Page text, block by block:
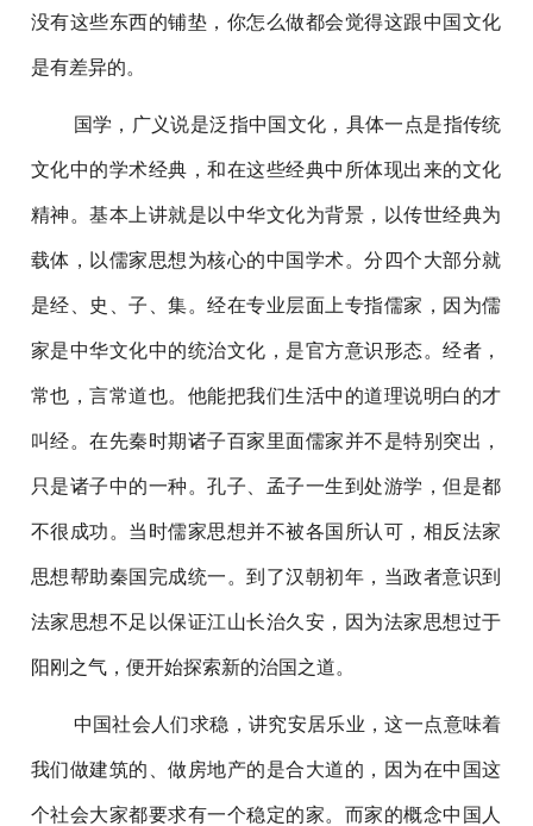
没有这些东西的铺垫，你怎么做都会觉得这跟中国文化
是有差异的。
国学，广义说是泛指中国文化，具体一点是指传统
文化中的学术经典，和在这些经典中所体现出来的文化
精神。基本上讲就是以中华文化为背景，以传世经典为
载体，以儒家思想为核心的中国学术。分四个大部分就
是经、史、子、集。经在专业层面上专指儒家，因为儒
家是中华文化中的统治文化，是官方意识形态。经者，
常也，言常道也。他能把我们生活中的道理说明白的才
叫经。在先秦时期诸子百家里面儒家并不是特别突出，
只是诸子中的一种。孔子、孟子一生到处游学，但是都
不很成功。当时儒家思想并不被各国所认可，相反法家
思想帮助秦国完成统一。到了汉朝初年，当政者意识到
法家思想不足以保证江山长治久安，因为法家思想过于
阳刚之气，便开始探索新的治国之道。
中国社会人们求稳，讲究安居乐业，这一点意味着
我们做建筑的、做房地产的是合大道的，因为在中国这
个社会大家都要求有一个稳定的家。而家的概念中国人